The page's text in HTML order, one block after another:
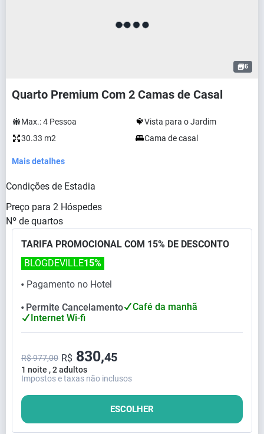
6
Quarto Premium Com 2 Camas de Casal
Max.:4 Pessoa
Vista para o Jardim
30.33 m2
Cama de casal
Mais detalhes
Condições de Estadia
Preço para 2 Hóspedes
Nº de quartos
TARIFA PROMOCIONAL COM 15% DE DESCONTO
⬤ Pagamento no Hotel
BLOGDEVILLE15%
⬤ Permite Cancelamento
Café da manhã
Internet Wi-fi
1 noite , 2 adultos
R$ 977,00 R$ 830,45
Impostos e taxas não inclusos
ESCOLHER